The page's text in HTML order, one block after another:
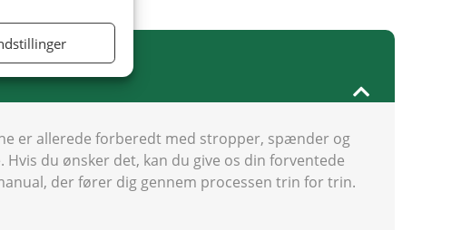
Altid aktiv
er allerede forberedt med stropper, spænder og
du ønsker det, kan du give os din forventede
der fører dig gennem processen trin for trin.